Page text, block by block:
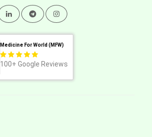
Medicine For World (MFW)
100+ Google Reviews